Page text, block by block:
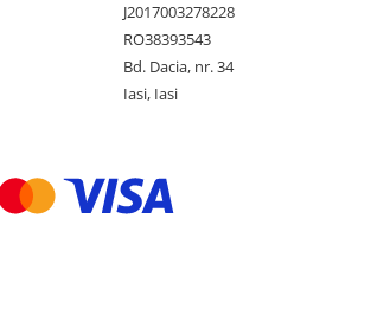
J2017003278228
RO38393543
Bd. Dacia, nr. 34
Iasi, Iasi